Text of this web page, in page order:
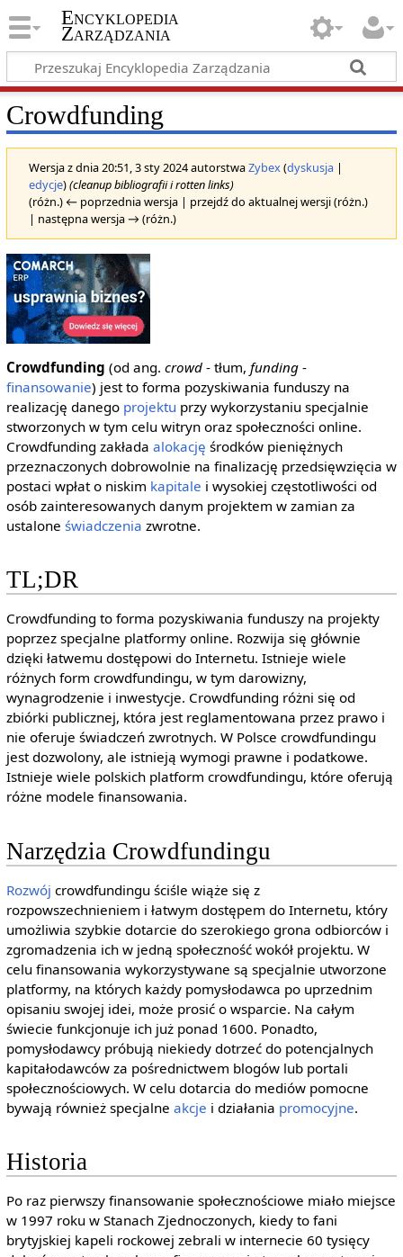
Encyklopedia
Zarządzania
Crowdfunding
Wersja z dnia 20:51, 3 sty 2024 autorstwaZybex(dyskusja|
edycje)(cleanup bibliografii i rotten links)
(różn.) ← poprzednia wersja | przejdź do aktualnej wersji (różn.)
| następna wersja → (różn.)
Crowdfunding (od ang. crowd- tłum, funding-
finansowanie) jest to forma pozyskiwania funduszy na
realizację danego projektu przy wykorzystaniu specjalnie
stworzonych w tym celu witryn oraz społeczności online.
Crowdfunding zakłada alokację środków pieniężnych
przeznaczonych dobrowolnie na finalizację przedsięwzięcia w
postaci wpłat o niskim kapitale i wysokiej częstotliwości od
osób zainteresowanych danym projektem w zamian za
ustalone świadczenia zwrotne.
TL;DR
Crowdfunding to forma pozyskiwania funduszy na projekty
poprzez specjalne platformy online. Rozwija się głównie
dzięki łatwemu dostępowi do Internetu. Istnieje wiele
różnych form crowdfundingu, w tym darowizny,
wynagrodzenie i inwestycje. Crowdfunding różni się od
zbiórki publicznej, która jest reglamentowana przez prawo i
nie oferuje świadczeń zwrotnych. W Polsce crowdfundingu
jest dozwolony, ale istnieją wymogi prawne i podatkowe.
Istnieje wiele polskich platform crowdfundingu, które oferują
różne modele finansowania.
Narzędzia Crowdfundingu
Rozwój crowdfundingu ściśle wiąże się z
rozpowszechnieniem i łatwym dostępem do Internetu, który
umożliwia szybkie dotarcie do szerokiego grona odbiorców i
zgromadzenia ich w jedną społeczność wokół projektu. W
celu finansowania wykorzystywane są specjalnie utworzone
platformy, na których każdy pomysłodawca po uprzednim
opisaniu swojej idei, może prosić o wsparcie. Na całym
świecie funkcjonuje ich już ponad 1600. Ponadto,
pomysłodawcy próbują niekiedy dotrzeć do potencjalnych
kapitałodawców za pośrednictwem blogów lub portali
społecznościowych. W celu dotarcia do mediów pomocne
bywają również specjalne akcje i działania promocyjne.
Historia
Po raz pierwszy finansowanie społecznościowe miało miejsce
w 1997 roku w Stanach Zjednoczonych, kiedy to fani
brytyjskiej kapeli rockowej zebrali w internecie 60 tysięcy